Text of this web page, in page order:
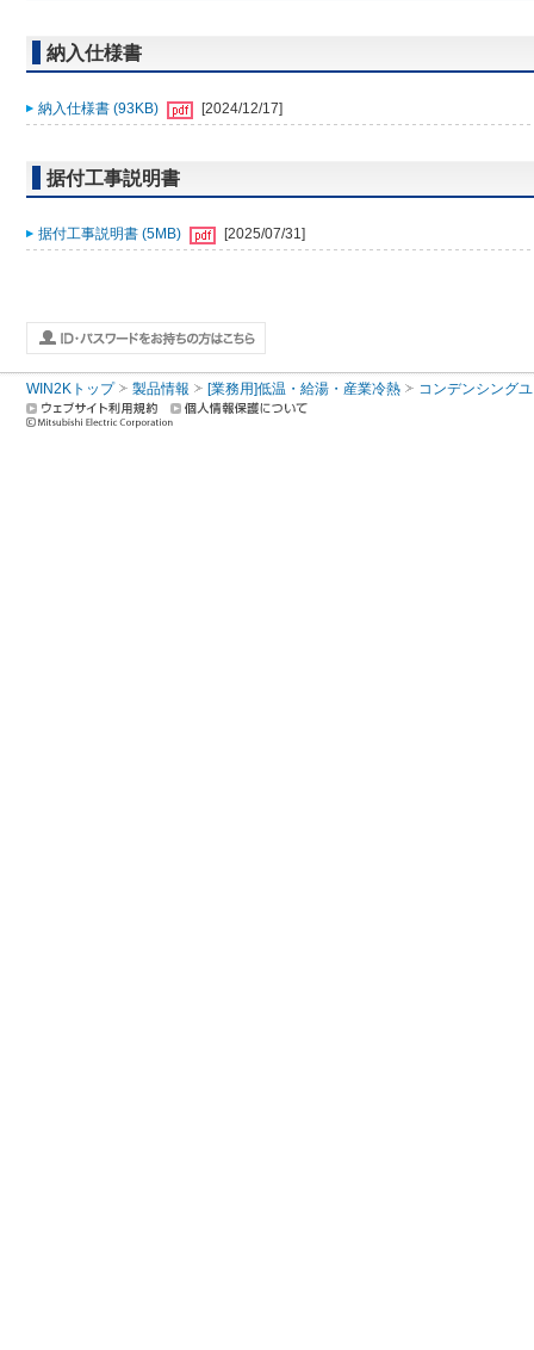
納入仕様書
納入仕様書 (93KB) [2024/12/17]
据付工事説明書
据付工事説明書 (5MB) [2025/07/31]
WIN2Kトップ 製品情報 [業務用]低温・給湯・産業冷熱 コンデンシング